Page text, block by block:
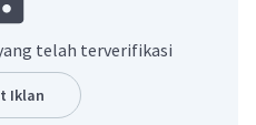
telah terverifikasi
Iklan